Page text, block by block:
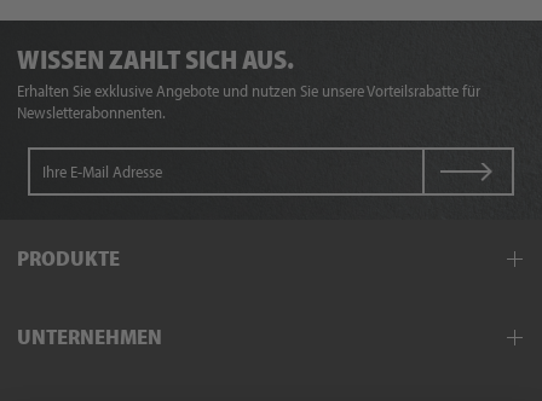
WISSEN ZAHLT SICH AUS.
Erhalten Sie exklusive Angebote und nutzen Sie unsere Vorteilsrabatte für
Newsletterabonnenten.
PRODUKTE
Schutzkleidung
UNTERNEHMEN